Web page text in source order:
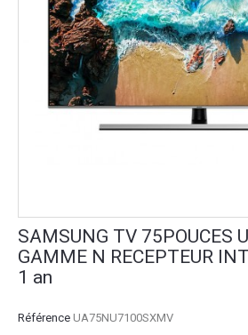
SAMSUNG TV 75POUCES
GAMME N RECEPTEUR
1 an
Référence UA75NU7100SXMV